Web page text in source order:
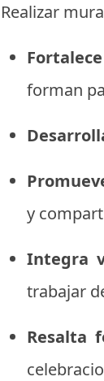
Realizar
forman
y
Integra
trabajar
Resalta